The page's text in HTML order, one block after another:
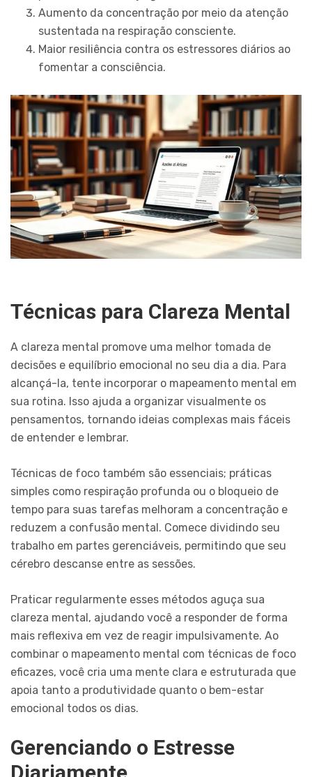
Aumento da concentração por meio da atenção
sustentada na respiração consciente.
Maior resiliência contra os estressores diários ao
fomentar a consciência.
Técnicas para Clareza Mental
A clareza mental promove uma melhor tomada de
decisões e equilíbrio emocional no seu dia a dia. Para
alcançá-la, tente incorporar o mapeamento mental em
sua rotina. Isso ajuda a organizar visualmente os
pensamentos, tornando ideias complexas mais fáceis
de entender e lembrar.
Técnicas de foco também são essenciais; práticas
simples como respiração profunda ou o bloqueio de
tempo para suas tarefas melhoram a concentração e
reduzem a confusão mental. Comece dividindo seu
trabalho em partes gerenciáveis, permitindo que seu
cérebro descanse entre as sessões.
Praticar regularmente esses métodos aguça sua
clareza mental, ajudando você a responder de forma
mais reflexiva em vez de reagir impulsivamente. Ao
combinar o mapeamento mental com técnicas de foco
eficazes, você cria uma mente clara e estruturada que
apoia tanto a produtividade quanto o bem-estar
emocional todos os dias.
Gerenciando o Estresse